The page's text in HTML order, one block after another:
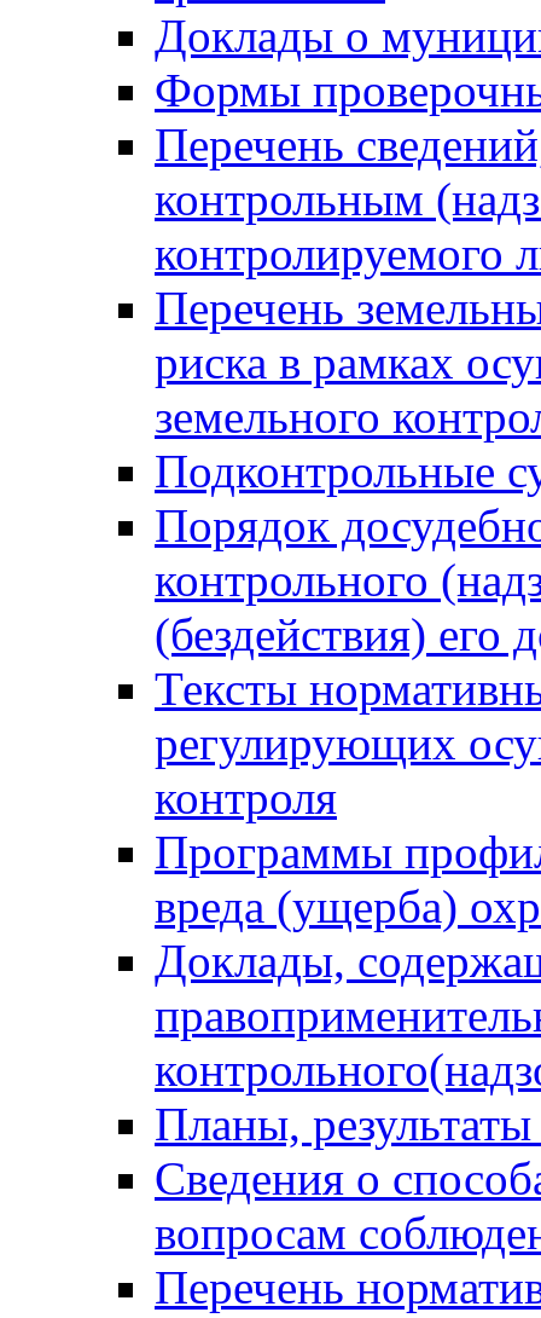
Доклады о
Формы
Перечень
контрольным
контролируемого
Перечень
риска в рамках
земельного
Подконтрольные
Порядок
контрольного
(бездействия)
Тексты
регулирующих
контроля
Программы
вреда (ущерба)
Доклады,
Планы,
Сведения о
вопросам
Перечень